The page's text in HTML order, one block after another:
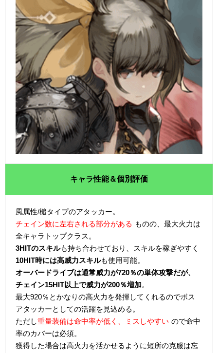
キャラ性能＆個別評価
風属性/槌タイプのアタッカー。
チェイン数に左右される部分がある ものの、最大火力は
全キャラトップクラス。
3HITのスキルも持ち合わせており、スキルを稼ぎやすく
10HIT時には高威力スキルも使用可能。
オーバードライブは通常威力が720％の単体攻撃だが、
チェイン15HIT以上で威力が200％増加。
最大920％とかなりの高火力を発揮してくれるのでボス
アタッカーとしての活躍を見込める。
ただし重量装備は命中率が低く、ミスしやすい ので命中
率のカバーは必須。
獲得した場合は高火力を活かせるように短所の克服は忘